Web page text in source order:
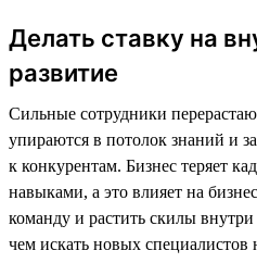
Делать ставку на
развитие
Сильные сотрудники
упираются в потолок знаний и
к конкурентам. Бизнес теряет
навыками, а это влияет на
команду и растить скилы
чем искать новых специалистов